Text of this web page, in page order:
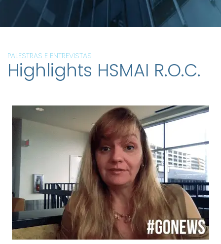
PALESTRAS E ENTREVISTAS
Highlights HSMAI R.O.C.